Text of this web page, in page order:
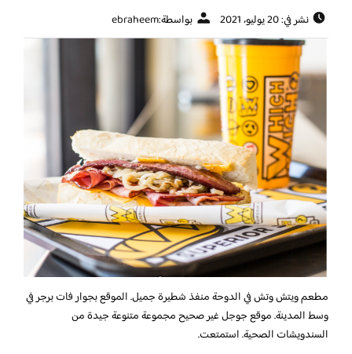
نشر في: 20 يوليو، 2021 بواسطة:ebraheem
مطعم ويتش وتش في الدوحة منفذ شطيرة جميل. الموقع بجوار فات برجر في
وسط المدينة. موقع جوجل غير صحيح مجموعة متنوعة جيدة من
السندويشات الصحية. استمتعت.